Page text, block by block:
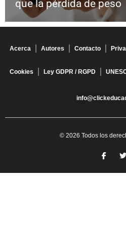
que la pérdida de peso
Acerca Autores Contacto
Cookies Ley GDPR / RGPD
© 2026 Todos los